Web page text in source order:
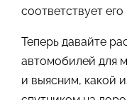
соответствует
Теперь давайте
автомобилей для
и выясним, какой